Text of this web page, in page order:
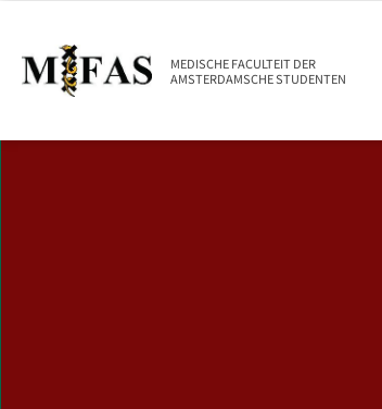
MEDISCHE FACULTEIT DER
AMSTERDAMSCHE STUDENTEN